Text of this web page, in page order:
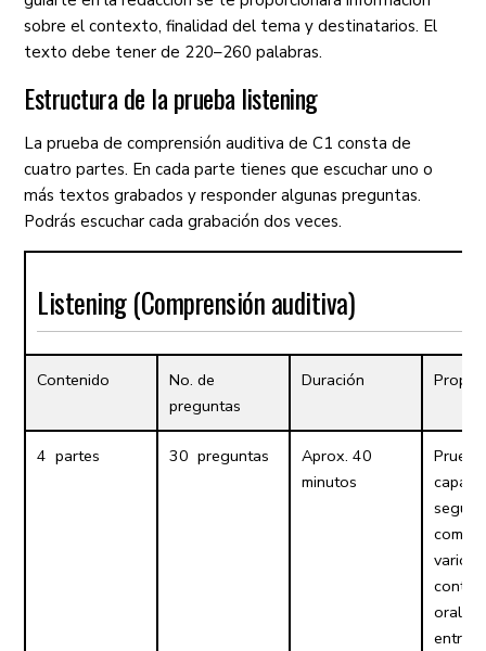
sobre el contexto, finalidad del tema y destinatarios. El
texto debe tener de 220–260 palabras.
Estructura de la prueba listening
La prueba de comprensión auditiva de C1 consta de
cuatro partes. En cada parte tienes que escuchar uno o
más textos grabados y responder algunas preguntas.
Podrás escuchar cada grabación dos veces.
Listening (Comprensión auditiva)
Contenido
No. de
preguntas
Duración
4 partes 30 preguntas
Aprox. 40
minutos
seguir
varios